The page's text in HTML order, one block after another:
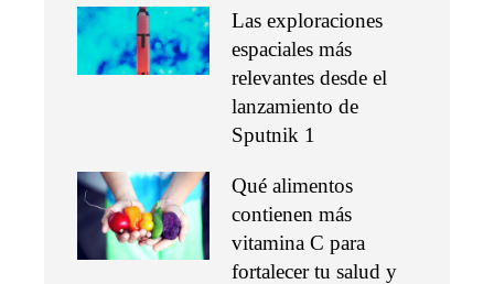
Las exploraciones
espaciales más
relevantes desde el
lanzamiento de
Sputnik 1
Qué alimentos
contienen más
vitamina C para
fortalecer tu salud y